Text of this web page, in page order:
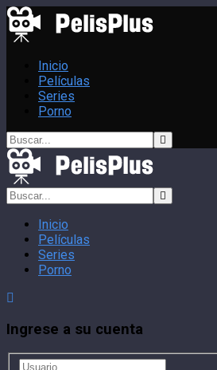
Inicio
Películas
Series
Porno
Inicio
Películas
Series
Porno
Ingrese a su cuenta